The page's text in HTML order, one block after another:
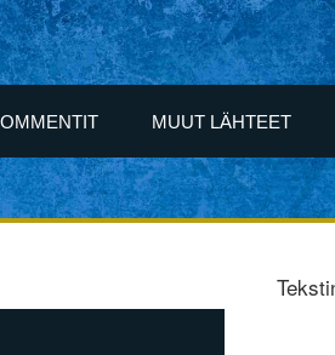
MUUT LÄHTEET